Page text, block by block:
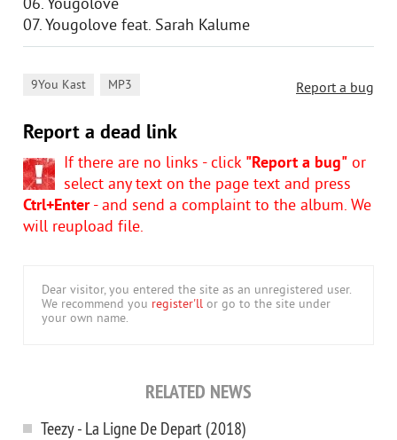
06. Yougolove
07. Yougolove feat. Sarah Kalume
Report a bug
9You Kast MP3
Report a dead link
If there are no links - click "Report a bug" or
select any text on the page text and press
Ctrl+Enter- and send a complaint to the album. We
will reupload file.
Dear visitor, you entered the site as an unregistered user.
We recommend you register'll or go to the site under
your own name.
RELATED NEWS
Teezy - La Ligne De Depart (2018)